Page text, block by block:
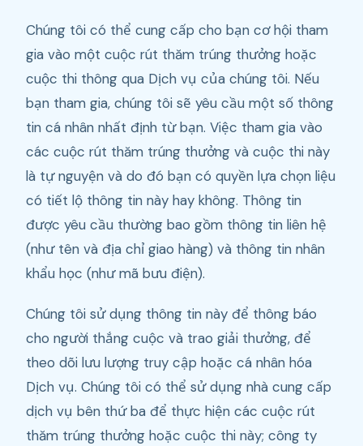
Chúng tôi có thể cung cấp cho bạn cơ hội tham
gia vào một cuộc rút thăm trúng thưởng hoặc
cuộc thi thông qua Dịch vụ của chúng tôi. Nếu
bạn tham gia, chúng tôi sẽ yêu cầu một số thông
tin cá nhân nhất định từ bạn. Việc tham gia vào
các cuộc rút thăm trúng thưởng và cuộc thi này
là tự nguyện và do đó bạn có quyền lựa chọn liệu
có tiết lộ thông tin này hay không. Thông tin
được yêu cầu thường bao gồm thông tin liên hệ
(như tên và địa chỉ giao hàng) và thông tin nhân
khẩu học (như mã bưu điện).
Chúng tôi sử dụng thông tin này để thông báo
cho người thắng cuộc và trao giải thưởng, để
theo dõi lưu lượng truy cập hoặc cá nhân hóa
Dịch vụ. Chúng tôi có thể sử dụng nhà cung cấp
dịch vụ bên thứ ba để thực hiện các cuộc rút
thăm trúng thưởng hoặc cuộc thi này; công ty